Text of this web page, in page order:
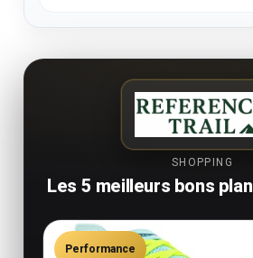
SHOPPING
Les 5 meilleurs bons
Performance